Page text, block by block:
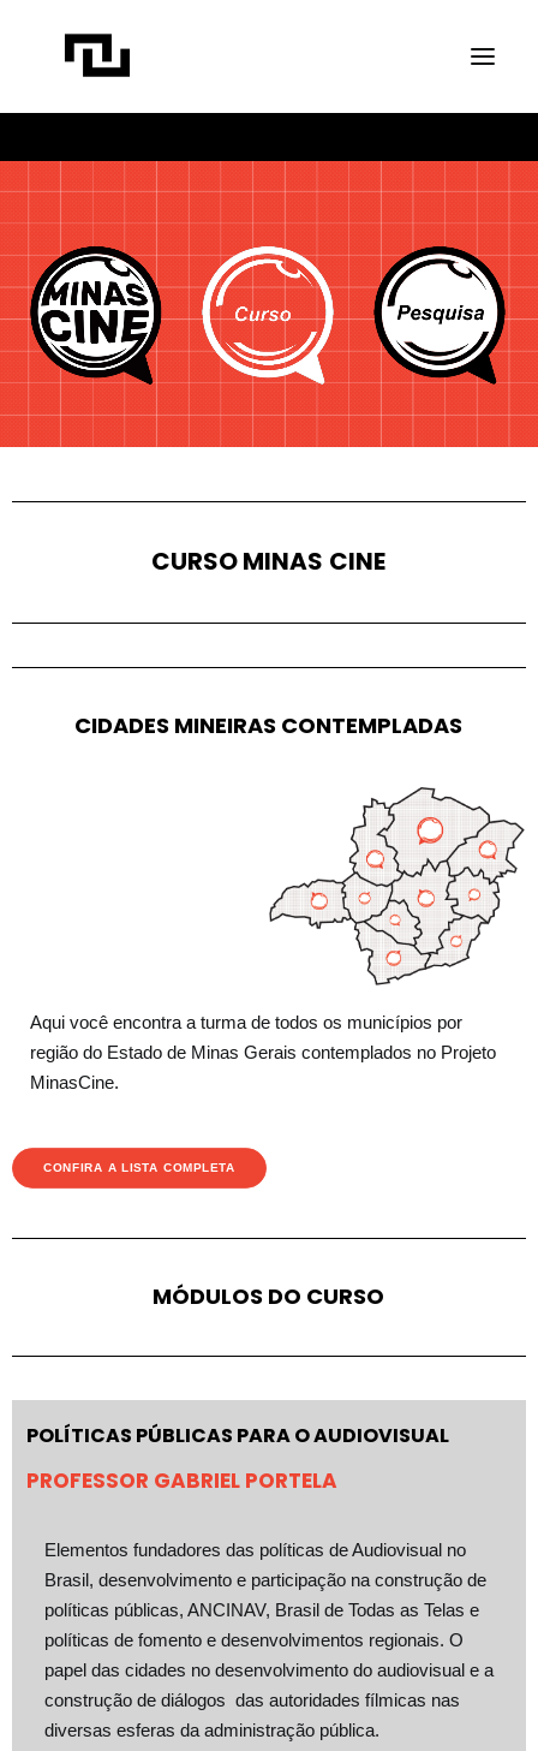
A CONTATO
PROJETOS
PUBLICAÇÕES
REVISTA ELIPSE
CURSOMINAS CINE
CIDADES MINEIRAS CONTEMPLADAS
Aqui você encontra a turma de todos os municípios por
região do Estado de Minas Gerais contemplados no Projeto
MinasCine.
CONFIRA A LISTA COMPLETA
MÓDULOS DO CURSO
POLÍTICAS PÚBLICAS PARA O AUDIOVISUAL
PROFESSOR GABRIEL PORTELA
Elementos fundadores das políticas de Audiovisual no
Brasil, desenvolvimento e participação na construção de
políticas públicas, ANCINAV, Brasil de Todas as Telas e
políticas de fomento e desenvolvimentos regionais. O
papel das cidades no desenvolvimento do audiovisual e a
construção de diálogos das autoridades fílmicas nas
diversas esferas da administração pública.